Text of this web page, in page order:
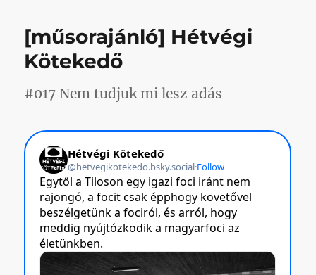
[műsorajánló] Hétvégi
Kötekedő
#017 Nem tudjuk mi lesz adás